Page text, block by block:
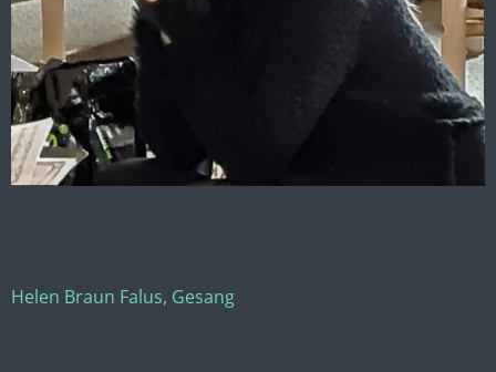
Helen Braun Falus, Gesang